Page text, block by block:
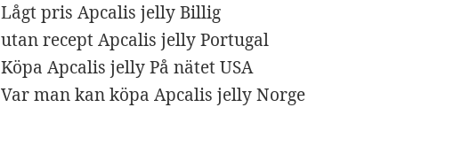
Lågt pris Apcalis jelly Billig
utan recept Apcalis jelly Portugal
Köpa Apcalis jelly På nätet USA
Var man kan köpa Apcalis jelly Norge